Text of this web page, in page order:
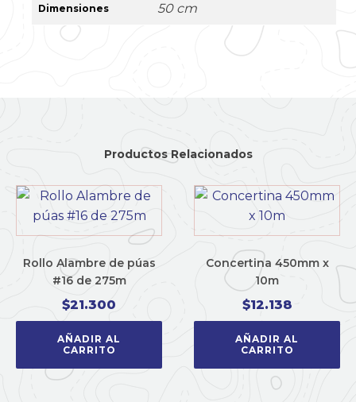
Dimensiones 50 cm
Productos Relacionados
Rollo Alambre de púas
#16 de 275m
$21.300
AÑADIR AL
CARRITO
Concertina 450mm x
10m
$12.138
AÑADIR AL
CARRITO